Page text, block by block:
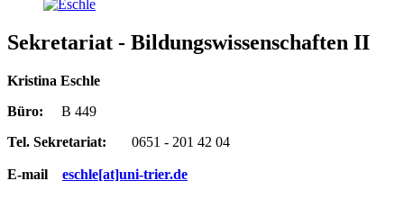
Sekretariat - Bildungswissenschaften II
Kristina Eschle
Büro: B 449
Tel. Sekretariat: 0651 - 201 42 04
E-mail eschle[at]uni-trier.de